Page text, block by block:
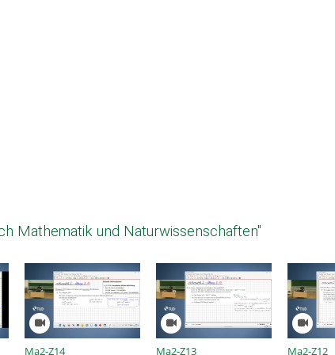
Mathematik und Naturwissenschaften"
Ma2-Z14 Ma2-Z13 Ma2-Z12